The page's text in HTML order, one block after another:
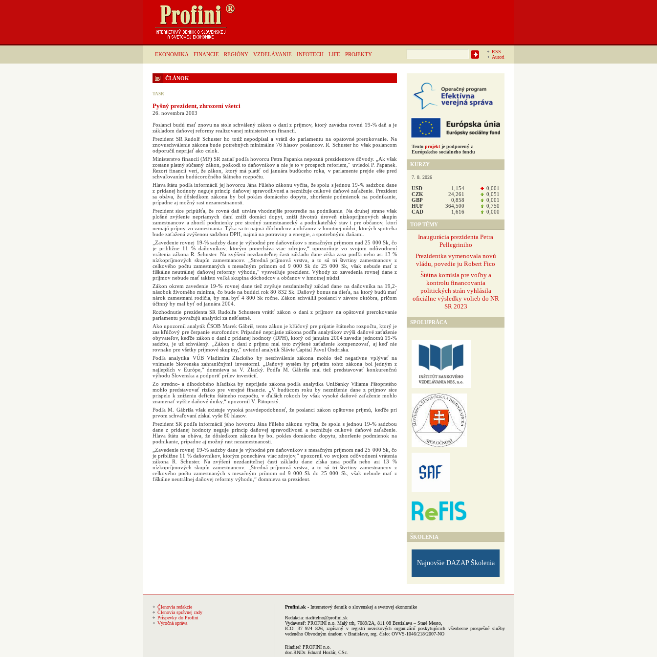
EKONOMIKA FINANCIE REGIÓNY VZDELÁVANIE INFOTECH LIFE PROJEKTY
RSS
Autori
Hľadať:
ČLÁNOK
TASR
Pyšný prezident, zhrození všetci
26. novembra 2003
Poslanci budú mať znovu na stole schválený zákon o dani z príjmov, ktorý zavádza rovnú 19-% daň a je
základom daňovej reformy realizovanej ministerstvom financií.
Prezident SR Rudolf Schuster ho totiž nepodpísal a vrátil do parlamentu na opätovné prerokovanie. Na
znovuschválenie zákona bude potrebných minimálne 76 hlasov poslancov. R. Schuster ho však poslancom
odporučil neprijať ako celok.
Ministerstvo financií (MF) SR zatiaľ podľa hovorcu Petra Papanka nepozná prezidentove dôvody. „Ak však
zostane platný súčasný zákon, poškodí to daňovníkov a nie je to v prospech reforiem,“ uviedol P. Papanek.
Rezort financií verí, že zákon, ktorý má platiť od januára budúceho roka, v parlamente prejde ešte pred
schvaľovaním budúcoročného štátneho rozpočtu.
Hlava štátu podľa informácií jej hovorcu Jána Füleho zákonu vyčíta, že spolu s jednou 19-% sadzbou dane
z pridanej hodnoty neguje princíp daňovej spravodlivosti a neznižuje celkové daňové zaťaženie. Prezident
sa obáva, že dôsledkom zákona by bol pokles domáceho dopytu, zhoršenie podmienok na podnikanie,
prípadne aj možný rast nezamestnanosti.
Prezident síce pripúšťa, že rovná daň utvára vhodnejšie prostredie na podnikanie. Na druhej strane však
plošné zvýšenie nepriamych daní zníži domáci dopyt, zníži životnú úroveň nízkopríjmových skupín
zamestnancov a zhorší podmienky pre stredný zamestnanecký a podnikateľský stav i pre občanov, ktorí
nemajú príjmy zo zamestnania. Týka sa to najmä dôchodcov a občanov v hmotnej núdzi, ktorých spotreba
bude zaťažená zvýšenou sadzbou DPH, najmä na potraviny a energie, a spotrebnými daňami.
„Zavedenie rovnej 19-% sadzby dane je výhodné pre daňovníkov s mesačným príjmom nad 25 000 Sk, čo
je približne 11 % daňovníkov, ktorým ponecháva viac zdrojov,“ upozorňuje vo svojom odôvodnení
vrátenia zákona R. Schuster. Na zvýšení nezdaniteľnej časti základu dane získa zasa podľa neho asi 13 %
nízkopríjmových skupín zamestnancov. „Stredná príjmová vrstva, a to sú tri štvrtiny zamestnancov z
celkového počtu zamestnaných s mesačným prímom od 9 000 Sk do 25 000 Sk, však nebude mať z
fiškálne neutrálnej daňovej reformy výhodu,“ vysvetľuje prezident. Výhody zo zavedenia rovnej dane z
príjmov nebude mať takisto veľká skupina dôchodcov a občanov v hmotnej núdzi.
Zákon okrem zavedenie 19-% rovnej dane tiež zvyšuje nezdaniteľný základ dane na daňovníka na 19,2-
násobok životného minima, čo bude na budúci rok 80 832 Sk. Daňový bonus na dieťa, na ktorý budú mať
nárok zamestnaní rodičia, by mal byť 4 800 Sk ročne. Zákon schválili poslanci v závere októbra, pričom
účinný by mal byť od januára 2004.
Rozhodnutie prezidenta SR Rudolfa Schustera vrátiť zákon o dani z príjmov na opätovné prerokovanie
parlamentu považujú analytici za nešťastné.
Ako upozornil analytik ČSOB Marek Gábriš, tento zákon je kľúčový pre prijatie štátneho rozpočtu, ktorý je
zas kľúčový pre čerpanie eurofondov. Prípadné neprijatie zákona podľa analytikov zvýši daňové zaťaženie
obyvateľov, keďže zákon o dani z pridanej hodnoty (DPH), ktorý od januára 2004 zavedie jednotnú 19-%
sadzbu, je už schválený. „Zákon o dani z príjmu mal toto zvýšené zaťaženie kompenzovať, aj keď nie
rovnako pre všetky príjmové skupiny,“ uviedol analytik Slávie Capital Pavol Ondriska.
Podľa analytika VÚB Vladimíra Zlackého by neschválenie zákona mohlo tiež negatívne vplývať na
vnímanie Slovenska zahraničnými investormi. „Daňový systém by prijatím tohto zákona bol jedným z
najlepších v Európe,“ domnieva sa V. Zlacký. Podľa M. Gábriša mal tiež predstavovať konkurenčnú
výhodu Slovenska a podporiť prílev investícií.
Zo stredno- a dlhodobého hľadiska by neprijatie zákona podľa analytika UniBanky Viliama Pätoprstého
mohlo predstavovať riziko pre verejné financie. „V budúcom roku by nezníženie dane z príjmov síce
prispelo k zníženiu deficitu štátneho rozpočtu, v ďalších rokoch by však vysoké daňové zaťaženie mohlo
znamenať vyššie daňové úniky,“ upozornil V. Pätoprstý.
Podľa M. Gábriša však existuje vysoká pravdepodobnosť, že poslanci zákon opätovne prijmú, keďže pri
prvom schvaľovaní získal vyše 80 hlasov.
Prezident SR podľa informácií jeho hovorcu Jána Füleho zákonu vyčíta, že spolu s jednou 19-% sadzbou
dane z pridanej hodnoty neguje princíp daňovej spravodlivosti a neznižuje celkové daňové zaťaženie.
Hlava štátu sa obáva, že dôsledkom zákona by bol pokles domáceho dopytu, zhoršenie podmienok na
podnikanie, prípadne aj možný rast nezamestnanosti.
„Zavedenie rovnej 19-% sadzby dane je výhodné pre daňovníkov s mesačným príjmom nad 25 000 Sk, čo
je približne 11 % daňovníkov, ktorým ponecháva viac zdrojov,“ upozornil vo svojom odôvodnení vrátenia
zákona R. Schuster. Na zvýšení nezdaniteľnej časti základu dane získa zasa podľa neho asi 13 %
nízkopríjmových skupín zamestnancov. „Stredná príjmová vrstva, a to sú tri štvrtiny zamestnancov z
celkového počtu zamestnaných s mesačným prímom od 9 000 Sk do 25 000 Sk, však nebude mať z
fiškálne neutrálnej daňovej reformy výhodu,“ domnieva sa prezident.
Tento projekt je podporený z
Európskeho sociálneho fondu
KURZY
7. 8. 2026
USD 1,154
0,001
CZK
24,261
0,051
GBP
0,858
0,001
HUF
364,500
0,750
CAD
1,616 0,000
TOP TÉMY
Inaugurácia prezidenta Petra
Pellegriniho
Prezidentka vymenovala novú
vládu, povedie ju Robert Fico
Štátna komisia pre voľby a
kontrolu financovania
politických strán vyhlásila
oficiálne výsledky volieb do NR
SR 2023
SPOLUPRÁCA
ŠKOLENIA
Najnovšie DAZAP Školenia
Členovia redakcie
Členovia správnej rady
Príspevky do Profini
Výročná správa
Profini.sk - Internetový denník o slovenskej a svetovej ekonomike
Redakcia: riaditelno@profini.sk
Vydavateľ: PROFINI n.o. Malý trh, 7089/2A, 811 08 Bratislava – Staré Mesto,
IČO: 37 924 826, zapísaný v registri neziskových organizácií poskytujúcich všeobecne prospešné služby
vedeného Obvodným úradom v Bratislave, reg. číslo: OVVS-1046/218/2007-NO
Riaditeľ PROFINI n.o.
doc.RNDr. Eduard Hozlár, CSc.